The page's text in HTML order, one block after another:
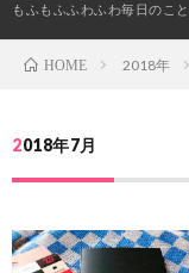
もふもふふわふわ毎日のこと
HOME 2018年
2018年7月